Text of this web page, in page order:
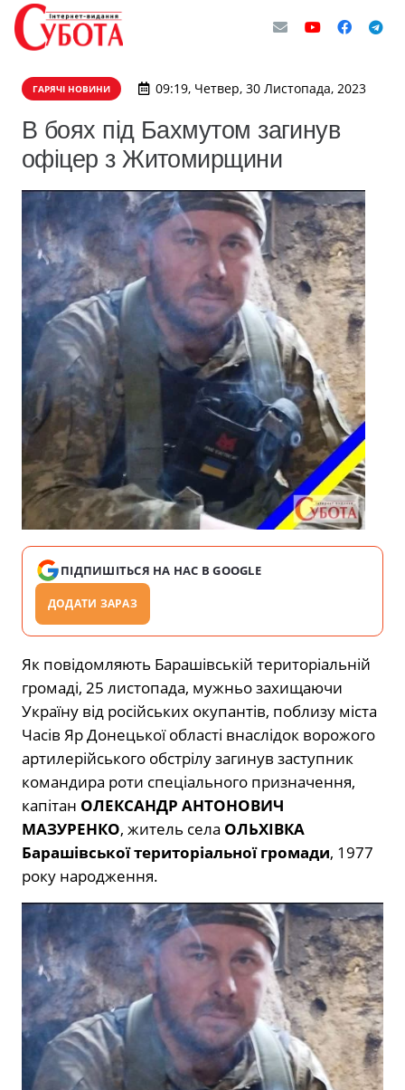
ГАРЯЧІ НОВИНИ 09:19, Четвер, 30 Листопада, 2023
В боях під Бахмутом загинув
офіцер з Житомирщини
ПІДПИШІТЬСЯ НА НАС В GOOGLE
ДОДАТИ ЗАРАЗ
Як повідомляють Барашівській територіальній
громаді, 25 листопада, мужньо захищаючи
Україну від російських окупантів, поблизу міста
Часів Яр Донецької області внаслідок ворожого
артилерійського обстрілу загинув заступник
командира роти спеціального призначення,
капітан ОЛЕКСАНДР АНТОНОВИЧ
МАЗУРЕНКО, житель села ОЛЬХІВКА
Барашівської територіальної громади, 1977
року народження.